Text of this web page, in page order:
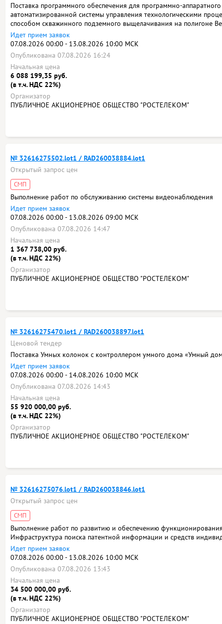
Поставка программного обеспечения для программно-
автоматизированной системы управления технологическими
способом скважинного подземного выщелачивания на полигоне
Идет прием заявок
07.08.2026 00:00 - 13.08.2026 10:00 МСК
Опубликована 07.08.2026 16:24
Начальная цена
6 088 199,35 руб.
(в т.ч. НДС 22%)
Организатор
ПУБЛИЧНОЕ АКЦИОНЕРНОЕ ОБЩЕСТВО "РОСТЕЛЕКОМ"
№ 32616275502.lot1 / RAD260038884.lot1
Открытый запрос цен
СМП
Выполнение работ по обслуживанию системы видеонаблюдения
Идет прием заявок
07.08.2026 00:00 - 13.08.2026 09:00 МСК
Опубликована 07.08.2026 14:47
Начальная цена
1 367 738,00 руб.
(в т.ч. НДС 22%)
Организатор
ПУБЛИЧНОЕ АКЦИОНЕРНОЕ ОБЩЕСТВО "РОСТЕЛЕКОМ"
№ 32616275470.lot1 / RAD260038897.lot1
Ценовой тендер
Поставка Умных колонок с контроллером умного дома «Умный
Идет прием заявок
07.08.2026 00:00 - 14.08.2026 10:00 МСК
Опубликована 07.08.2026 14:43
Начальная цена
55 920 000,00 руб.
(в т.ч. НДС 22%)
Организатор
ПУБЛИЧНОЕ АКЦИОНЕРНОЕ ОБЩЕСТВО "РОСТЕЛЕКОМ"
№ 32616275076.lot1 / RAD260038846.lot1
Открытый запрос цен
СМП
Выполнение работ по развитию и обеспечению
Инфраструктура поиска патентной информации и средств
Идет прием заявок
07.08.2026 00:00 - 13.08.2026 10:00 МСК
Опубликована 07.08.2026 13:43
Начальная цена
34 500 000,00 руб.
(в т.ч. НДС 22%)
Организатор
ПУБЛИЧНОЕ АКЦИОНЕРНОЕ ОБЩЕСТВО "РОСТЕЛЕКОМ"